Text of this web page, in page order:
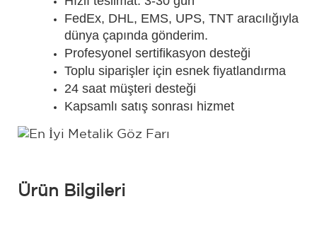
FedEx, DHL, EMS, UPS, TNT aracılığıyla
dünya çapında gönderim.
Profesyonel sertifikasyon desteği
Toplu siparişler için esnek fiyatlandırma
24 saat müşteri desteği
Kapsamlı satış sonrası hizmet
Ürün Bilgileri